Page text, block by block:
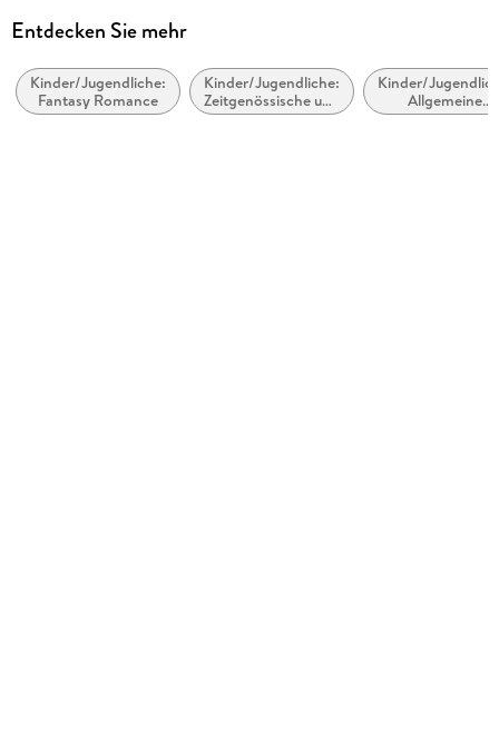
Autor/Autorin
Übersetzung
Anja Malich
Entdecken Sie mehr
Kinder/Jugendliche:
Fantasy Romance
Kinder/Jugendliche:
Zeitgenössische und
Urban Fantasy
Kinder/
Allgemeine
Interessen: